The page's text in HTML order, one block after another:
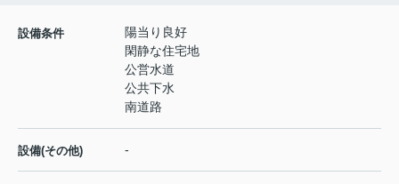
設備条件
陽当り良好
閑静な住宅地
公営水道
公共下水
南道路
設備(その他) -